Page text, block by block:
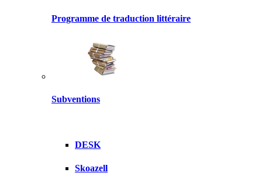
Programme de traduction littéraire
Subventions
DESK
Skoazell